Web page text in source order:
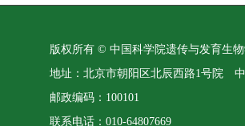
版权所有 © 中国科学院遗传与发育生
地址：北京市朝阳区北辰西路1号院
邮政编码：100101
联系电话：010-64807669